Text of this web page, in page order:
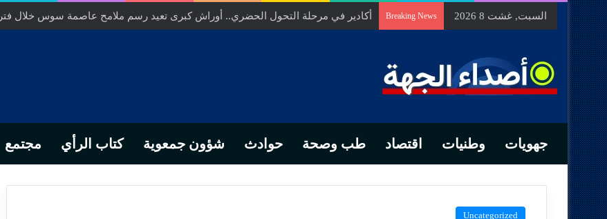
السبت, غشت 8 2026 Breaking News السيد الحسين مخلص… من التدبير المحلي إلى رهانات التشريع وبصمة رجل أعمال ناجح
جهويات وطنيات اقتصاد طب وصحة حوادث شؤون جمعوية كتاب الرأي مجتمع
Uncategorized